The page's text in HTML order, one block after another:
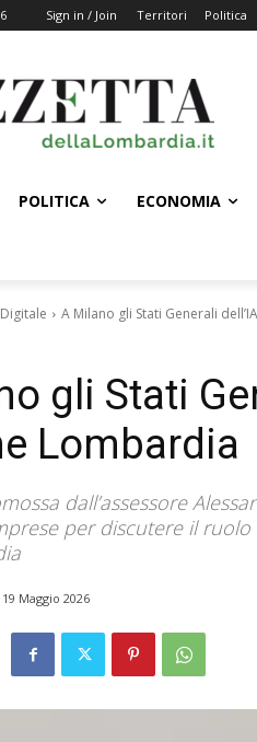
Sign in / Join Territori Politica
POLITICA ECONOMIA
A Milano gli Stati Generali
gli Stati
Lombardia
dall’assessore
per discutere il
19 Maggio 2026